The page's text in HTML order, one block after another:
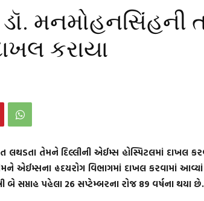
ડૉ. મનમોહનસિંહની
કરાયા
લથડતા તેમને દિલ્લીની એઈમ્સ હોસ્પિટલમાં દાખલ
એઈમ્સના હૃદયરોગ વિભાગમાં દાખલ કરવામાં
બે સપ્તાહ પહેલા 26 સપ્ટેમ્બરના રોજ 89 વર્ષના થયા છે.